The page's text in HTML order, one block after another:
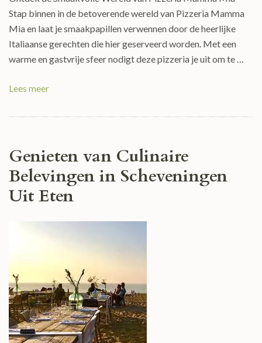
Stap binnen in de betoverende wereld van Pizzeria Mamma
Mia en laat je smaakpapillen verwennen door de heerlijke
Italiaanse gerechten die hier geserveerd worden. Met een
warme en gastvrije sfeer nodigt deze pizzeria je uit om te …
Lees meer
Genieten van Culinaire
Belevingen in Scheveningen
Uit Eten